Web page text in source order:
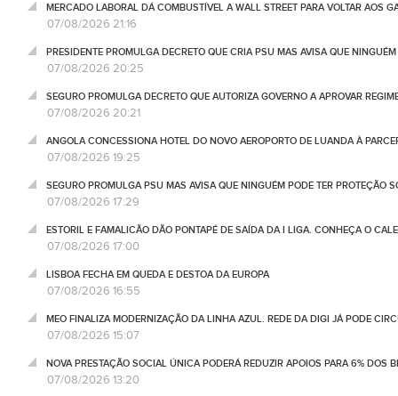
MERCADO LABORAL DÁ COMBUSTÍVEL A WALL STREET PARA VOLTAR AOS
07/08/2026 21:16
PRESIDENTE PROMULGA DECRETO QUE CRIA PSU MAS AVISA QUE
07/08/2026 20:25
SEGURO PROMULGA DECRETO QUE AUTORIZA GOVERNO A APROVAR
07/08/2026 20:21
ANGOLA CONCESSIONA HOTEL DO NOVO AEROPORTO DE LUANDA À
07/08/2026 19:25
SEGURO PROMULGA PSU MAS AVISA QUE NINGUÉM PODE TER PROTEÇÃO
07/08/2026 17:29
ESTORIL E FAMALICÃO DÃO PONTAPÉ DE SAÍDA DA I LIGA. CONHEÇA O
07/08/2026 17:00
LISBOA FECHA EM QUEDA E DESTOA DA EUROPA
07/08/2026 16:55
MEO FINALIZA MODERNIZAÇÃO DA LINHA AZUL. REDE DA DIGI JÁ PODE
07/08/2026 15:07
NOVA PRESTAÇÃO SOCIAL ÚNICA PODERÁ REDUZIR APOIOS PARA 6% DOS
07/08/2026 13:20